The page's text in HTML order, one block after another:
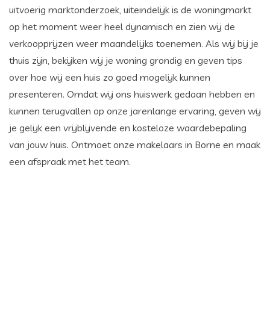
uitvoerig marktonderzoek, uiteindelijk is de woningmarkt
op het moment weer heel dynamisch en zien wij de
verkoopprijzen weer maandelijks toenemen. Als wij bij je
thuis zijn, bekijken wij je woning grondig en geven tips
over hoe wij een huis zo goed mogelijk kunnen
presenteren. Omdat wij ons huiswerk gedaan hebben en
kunnen terugvallen op onze jarenlange ervaring, geven wij
je gelijk een vrijblijvende en kosteloze waardebepaling
van jouw huis. Ontmoet onze makelaars in Borne en maak
een afspraak met het team.